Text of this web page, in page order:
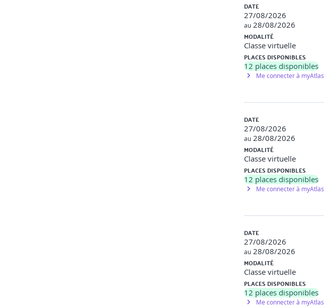
Articulation RGPD / sécurité : registre, DPO, violation de données
Gestion des risques et priorisation des investissements
Identifier, évaluer et traiter les risques (cartographie & heatmap)
Contrôles essentiels : IAM, patching, sauvegardes, EDR, MFA
Gestion de crise et continuité d’activité (PCA/PRA)
DATE
27/08/2026
au 28/08/2026
MODALITÉ
Classe virtuelle
PLACES DISPONIBLES
12 places disponibles
Me connecter à myAtlas
DATE
27/08/2026
au 28/08/2026
MODALITÉ
Classe virtuelle
PLACES DISPONIBLES
12 places disponibles
Me connecter à myAtlas
DATE
27/08/2026
au 28/08/2026
MODALITÉ
Classe virtuelle
PLACES DISPONIBLES
12 places disponibles
Me connecter à myAtlas